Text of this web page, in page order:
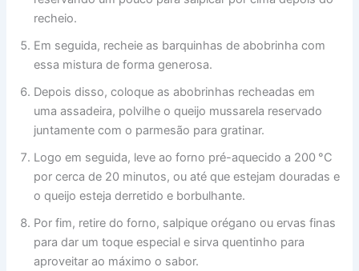
recheio.
Em seguida, recheie as barquinhas de abobrinha com
essa mistura de forma generosa.
Depois disso, coloque as abobrinhas recheadas em
uma assadeira, polvilhe o queijo mussarela reservado
juntamente com o parmesão para gratinar.
Logo em seguida, leve ao forno pré-aquecido a 200 °C
por cerca de 20 minutos, ou até que estejam douradas e
o queijo esteja derretido e borbulhante.
Por fim, retire do forno, salpique orégano ou ervas finas
para dar um toque especial e sirva quentinho para
aproveitar ao máximo o sabor.